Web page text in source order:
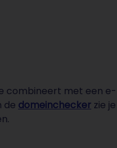
combineert met een
de domeinchecker zie